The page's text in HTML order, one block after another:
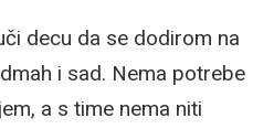
decu da se dodirom na
i sad. Nema potrebe
a s time nema niti